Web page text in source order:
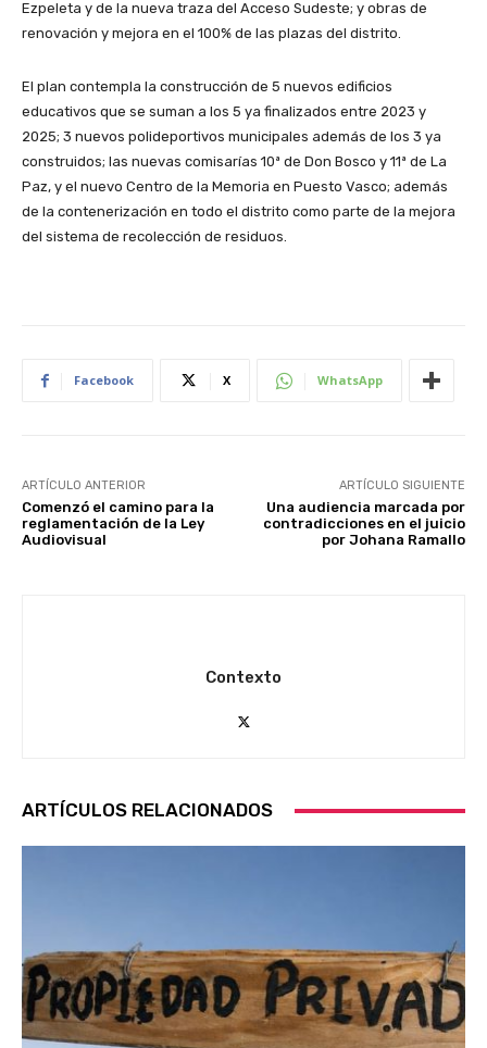
Ezpeleta y de la nueva traza del Acceso Sudeste; y obras de
renovación y mejora en el 100% de las plazas del distrito.
El plan contempla la construcción de 5 nuevos edificios
educativos que se suman a los 5 ya finalizados entre 2023 y
2025; 3 nuevos polideportivos municipales además de los 3 ya
construidos; las nuevas comisarías 10ª de Don Bosco y 11ª de La
Paz, y el nuevo Centro de la Memoria en Puesto Vasco; además
de la contenerización en todo el distrito como parte de la mejora
del sistema de recolección de residuos.
Facebook X WhatsApp
ARTÍCULO ANTERIOR
Comenzó el camino para la
reglamentación de la Ley
Audiovisual
ARTÍCULO SIGUIENTE
Una audiencia marcada por
contradicciones en el juicio
por Johana Ramallo
Contexto
ARTÍCULOS RELACIONADOS